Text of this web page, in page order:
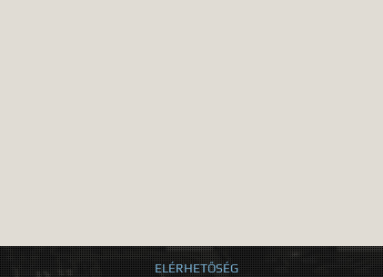
ELÉRHETŐSÉG